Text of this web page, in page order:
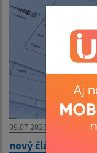
09.07.2026
nový článok